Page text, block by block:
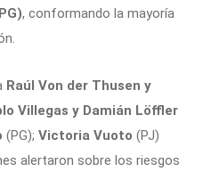
, conformando la mayoría
Raúl Von der Thusen y
Villegas y Damián Löffler
(PG); Victoria Vuoto (PJ)
alertaron sobre los riesgos